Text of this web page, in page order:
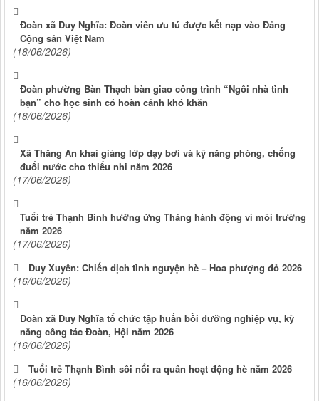
Đoàn xã Duy Nghĩa: Đoàn viên ưu tú được kết nạp vào Đảng
Cộng sản Việt Nam
(18/06/2026)
Đoàn phường Bàn Thạch bàn giao công trình “Ngôi nhà tình
bạn” cho học sinh có hoàn cảnh khó khăn
(18/06/2026)
Xã Thăng An khai giảng lớp dạy bơi và kỹ năng phòng, chống
đuối nước cho thiếu nhi năm 2026
(17/06/2026)
Tuổi trẻ Thạnh Bình hưởng ứng Tháng hành động vì môi trường
năm 2026
(17/06/2026)
Duy Xuyên: Chiến dịch tình nguyện hè – Hoa phượng đỏ 2026
(16/06/2026)
Đoàn xã Duy Nghĩa tổ chức tập huấn bồi dưỡng nghiệp vụ, kỹ
năng công tác Đoàn, Hội năm 2026
(16/06/2026)
Tuổi trẻ Thạnh Bình sôi nổi ra quân hoạt động hè năm 2026
(16/06/2026)